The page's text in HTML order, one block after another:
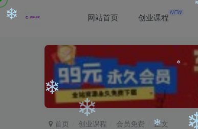
网站首页 创业课程 NEW
首页 创业课程 会员免费 正文